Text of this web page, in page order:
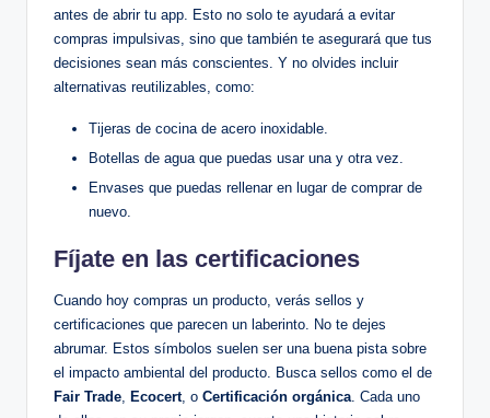
antes de abrir tu app. Esto no solo te ayudará a evitar
compras impulsivas, sino que también te asegurará que tus
decisiones sean más conscientes. Y no olvides incluir
alternativas reutilizables, como:
Tijeras de cocina de acero inoxidable.
Botellas de agua que puedas usar una y otra vez.
Envases que puedas rellenar en lugar de comprar de
nuevo.
Fíjate en las certificaciones
Cuando hoy compras un producto, verás sellos y
certificaciones que parecen un laberinto. No te dejes
abrumar. Estos símbolos suelen ser una buena pista sobre
el impacto ambiental del producto. Busca sellos como el de
Fair Trade, Ecocert, o Certificación orgánica. Cada uno